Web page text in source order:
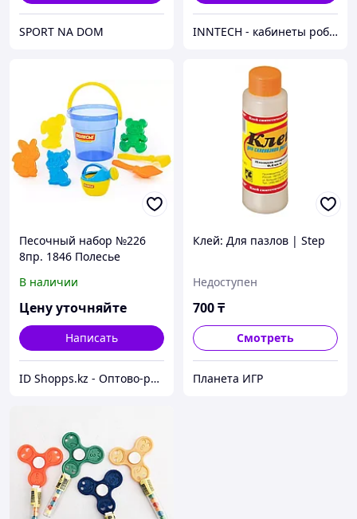
SPORT NA DOM INNTECH - кабинеты робототехники и STEM под ключ по всему Казахстану. Дистрибьюторы крупных брендов.
Песочный набор №226
8пр. 1846 Полесье
В наличии
Цену уточняйте
Написать
ID Shopps.kz - Оптово-розничный Склад
Клей: Для пазлов | Step
Недоступен
700₸
Смотреть
Планета ИГР